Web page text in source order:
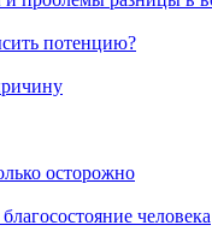
потенцию?
осторожно
человека